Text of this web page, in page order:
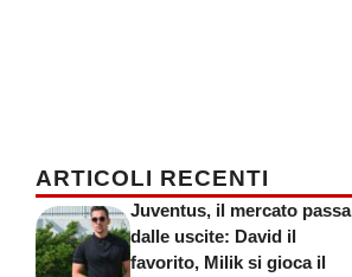
ARTICOLI RECENTI
Juventus, il mercato passa
dalle uscite: David il
favorito, Milik si gioca il